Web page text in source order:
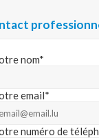
nom*
email*
numéro de